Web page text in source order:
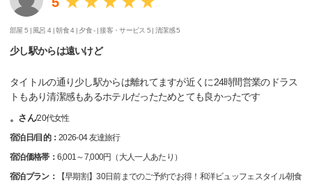
部屋 5 | 風呂 4 |朝食 4 | 夕食 - |接客・サービス 5 |清潔感 5
少し駅からは遠いけど
タイトルの通り少し駅からは離れてますが近くに24時間営業のドラス
トもあり清潔感もあるホテルだったためとても良かったです
。さん/20代女性
宿泊日/目的：2026-04 友達旅行
宿泊価格帯： 6,001～7,000円（大人一人あたり）
宿泊プラン：
【早期割】30日前までのご予約でお得！和洋ビュッフェスタイル朝食